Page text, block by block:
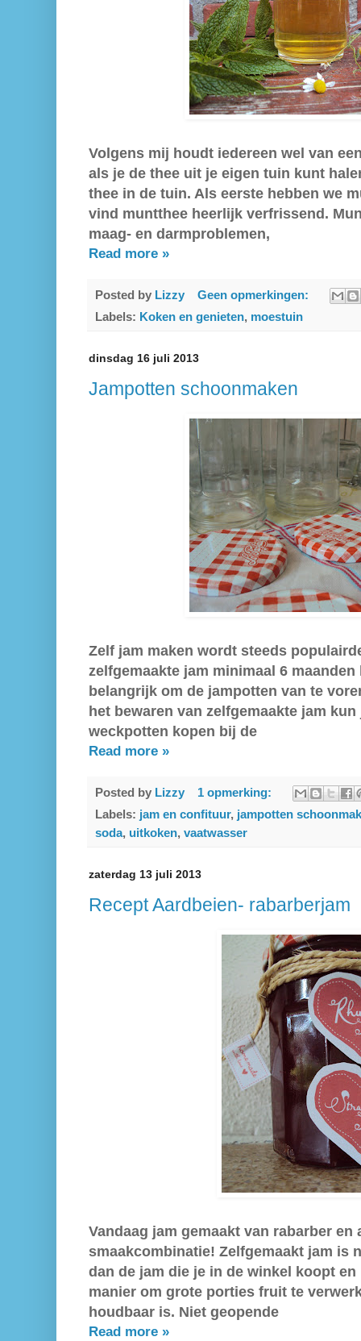
Volgens mij houdt iedereen wel van
als je de thee uit je eigen tuin kunt
thee in de tuin. Als eerste hebben we
vind muntthee heerlijk verfrissend.
maag- en darmproblemen,
Read more »
Posted by Lizzy
Geen opmerkingen:
Labels: Koken en genieten, moestuin
dinsdag 16 juli 2013
Jampotten schoonmaken
Zelf jam maken wordt steeds
zelfgemaakte jam minimaal 6
belangrijk om de jampotten van te
het bewaren van zelfgemaakte jam
weckpotten kopen bij de
Read more »
Posted by Lizzy
1 opmerking:
Labels: jam en confituur, jampotten
soda, uitkoken, vaatwasser
zaterdag 13 juli 2013
Recept Aardbeien- rabarberjam
Vandaag jam gemaakt van rabarber en
smaakcombinatie! Zelfgemaakt jam is
dan de jam die je in de winkel koopt
manier om grote porties fruit te
houdbaar is. Niet geopende
Read more »